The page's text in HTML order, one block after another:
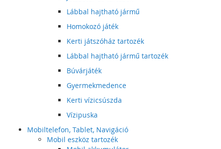
Lábbal hajtható jármű
Homokozó játék
Kerti játszóház tartozék
Lábbal hajtható jármű tartozék
Búvárjáték
Gyermekmedence
Kerti vízicsúszda
Vízipuska
Mobiltelefon, Tablet, Navigáció
Mobil eszköz tartozék